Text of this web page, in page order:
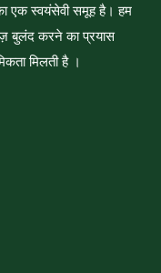
एक स्वयंसेवी समूह है। हम
बुलंद करने का प्रयास
मिलती है ।